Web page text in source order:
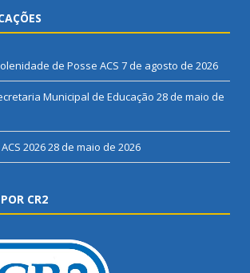
de Posse ACS 7 de agosto de 2026
Municipal de Educação 28 de maio de
202628 de maio de 2026
CR2